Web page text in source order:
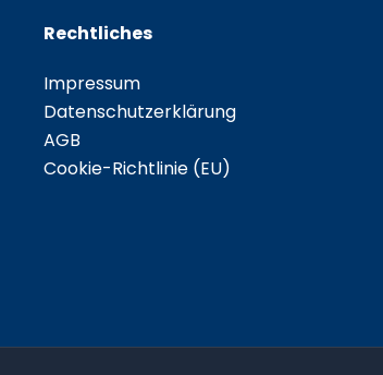
Rechtliches
Impressum
Datenschutzerklärung
AGB
Cookie-Richtlinie (EU)